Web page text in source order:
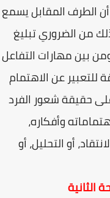
الطرف المقابل يسمع
من الضروري تبليغ
بين مهارات التفاعل
للتعبير عن الاهتمام
حقيقة شعور الفرد
وأفكاره،
أو التحليل، أو
الثانية